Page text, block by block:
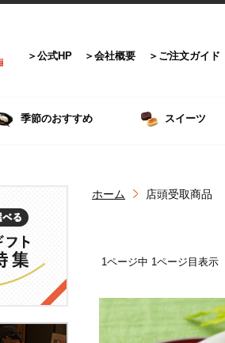
公式HP 会社概要 ご注文ガイド
季節のおすすめ スイーツ
ホーム 店頭受取商品
1ページ中 1ページ目表示